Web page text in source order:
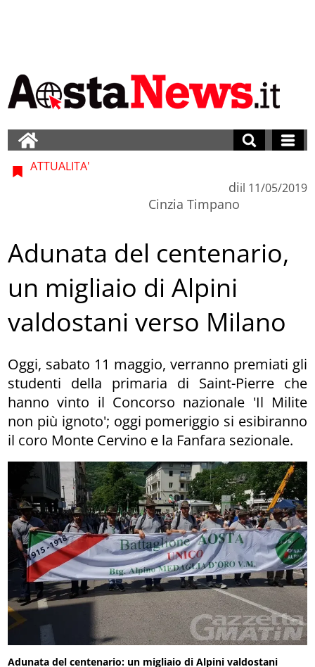
ATTUALITA'
di
Cinzia Timpano
il 11/05/2019
Adunata del centenario,
un migliaio di Alpini
valdostani verso Milano
Oggi, sabato 11 maggio, verranno premiati gli
studenti della primaria di Saint-Pierre che
hanno vinto il Concorso nazionale 'Il Milite
non più ignoto'; oggi pomeriggio si esibiranno
il coro Monte Cervino e la Fanfara sezionale.
Adunata del centenario: un migliaio di Alpini valdostani